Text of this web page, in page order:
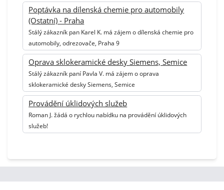
Poptávka na dílenská chemie pro automobily
(Ostatní) - Praha
Stálý zákazník pan Karel K. má zájem o dílenská chemie pro
automobily, odrezovače, Praha 9
Oprava sklokeramické desky Siemens, Semice
Stálý zákazník paní Pavla V. má zájem o oprava
sklokeramické desky Siemens, Semice
Provádění úklidových služeb
Roman J. žádá o rychlou nabídku na provádění úklidových
služeb!